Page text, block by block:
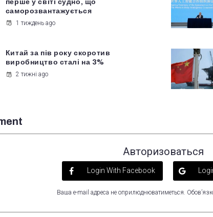
перше у світі судно, що
саморозвантажується
1 тиждень ago
Китай за пів року скоротив
виробництво сталі на 3%
2 тижні ago
Авторизоваться
Login With Facebook
Ваша e-mail адреса не оприлюднюватиметься.